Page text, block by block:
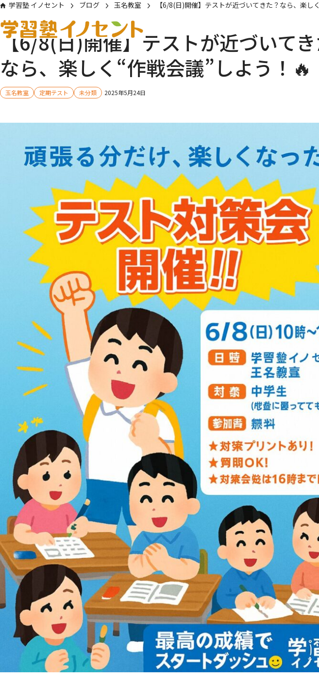
学習塾 イノセント ブログ 玉名教室 【6/8(日)開催】テストが近づいてきた？なら、楽し
【6/8(日)開催】テストが近づいて
なら、楽しく“作戦会議”しよう！🔥
玉名教室 定期テスト 未分類 2025年5月24日